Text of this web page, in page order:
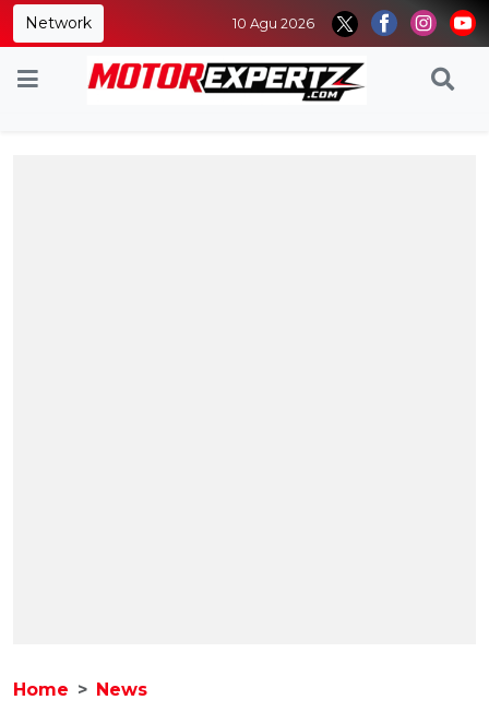
Network 10 Agu 2026
Home News